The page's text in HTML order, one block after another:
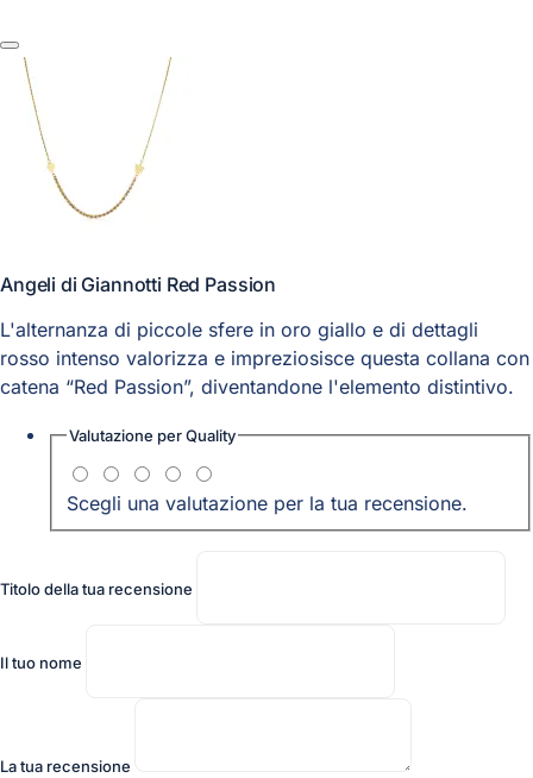
Angeli di Giannotti Red Passion
L'alternanza di piccole sfere in oro giallo e di dettagli
rosso intenso valorizza e impreziosisce questa collana con
catena “Red Passion”, diventandone l'elemento distintivo.
Valutazione perQuality
Scegli una valutazione per la tua recensione.
Titolo della tua recensione
Il tuo nome
La tua recensione